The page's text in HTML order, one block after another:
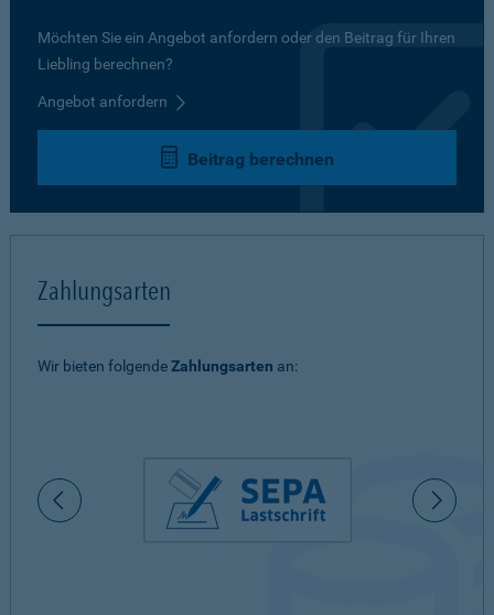
Möchten Sie ein Angebot anfordern oder den Beitrag für Ihren
Liebling berechnen?
Angebot anfordern
Beitrag berechnen
Zahlungsarten
Wir bieten folgendeZahlungsarten an: